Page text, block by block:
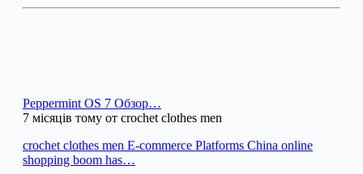
Peppermint OS 7 Обзор…
7 місяців тому от crochet clothes men
crochet clothes men E-commerce Platforms China online
shopping boom has…